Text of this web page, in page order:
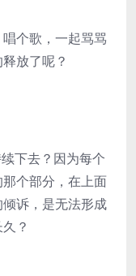
个歌，一起骂骂
放了呢？
下去？因为每个
个部分，在上面
诉，是无法形成
？